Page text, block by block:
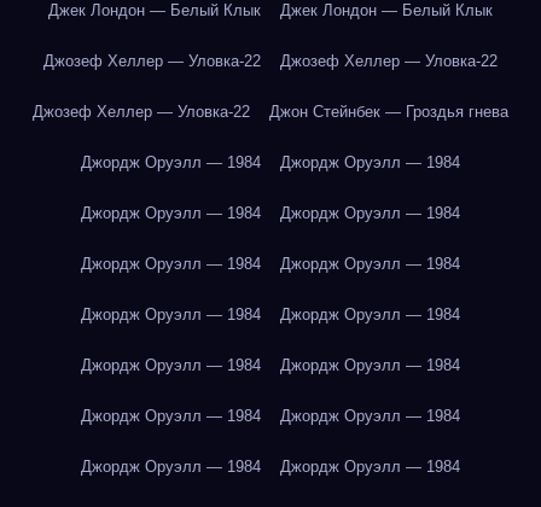
Джек Лондон — Белый Клык Джек Лондон — Белый Клык
Джозеф Хеллер — Уловка-22 Джозеф Хеллер — Уловка-22
Джозеф Хеллер — Уловка-22 Джон Стейнбек — Гроздья гнева
Джордж Оруэлл — 1984 Джордж Оруэлл — 1984
Джордж Оруэлл — 1984 Джордж Оруэлл — 1984
Джордж Оруэлл — 1984 Джордж Оруэлл — 1984
Джордж Оруэлл — 1984 Джордж Оруэлл — 1984
Джордж Оруэлл — 1984 Джордж Оруэлл — 1984
Джордж Оруэлл — 1984 Джордж Оруэлл — 1984
Джордж Оруэлл — 1984 Джордж Оруэлл — 1984